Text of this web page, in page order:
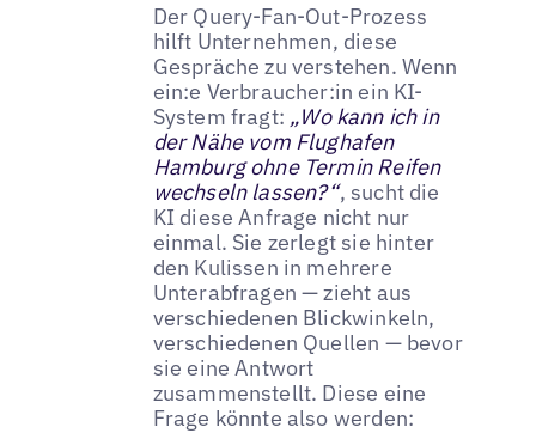
Der Query-Fan-Out-Prozess
hilft Unternehmen, diese
Gespräche zu verstehen. Wenn
ein:e Verbraucher:in ein KI-
System fragt: „Wo kann ich in
der Nähe vom Flughafen
Hamburg ohne Termin Reifen
wechseln lassen?“, sucht die
KI diese Anfrage nicht nur
einmal. Sie zerlegt sie hinter
den Kulissen in mehrere
Unterabfragen — zieht aus
verschiedenen Blickwinkeln,
verschiedenen Quellen — bevor
sie eine Antwort
zusammenstellt. Diese eine
Frage könnte also werden: